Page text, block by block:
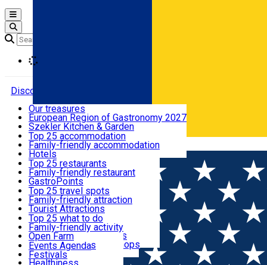
Română
Open main menu
Discover
Where to sleep
What to eat & drink
What to see
What to do
Events
Useful info
Our treasures
European Region of Gastronomy 2027
Szekler Kitchen & Garden
Audio Guide
Legendary Harghita
Try it
Top 25 accommodation
Family-friendly accommodation
Hotels
Motels
Guesthouses
Hostels
Vilas
Cottages
Apartments
Rooms for rent
Camping
Glamping
All accommodation
Top 25 restaurants
Family-friendly restaurant
GastroPoints
Szekler Product
Mountain product
Restaurants, Pizza Places
Fast Food
Coffee Places
Confectionery, Creperie
Ice Cream Shop
All restaurants
Top 25 travel spots
Family-friendly attraction
Tourist Attractions
Culture
Sacred
Traditions and Customs
Demonstration Workshops
Top 25 what to do
Family-friendly activity
Open Farm
Thematic routes
Wildlife
Events Agenda
Festivals